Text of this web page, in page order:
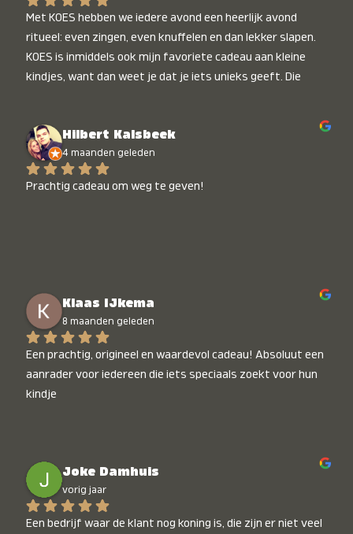
Met KOES hebben we iedere avond een heerlijk avond
ritueel: even zingen, even knuffelen en dan lekker slapen.
KOES is inmiddels ook mijn favoriete cadeau aan kleine
kindjes, want dan weet je dat je iets unieks geeft. Die
Hilbert Kalsbeek
4 maanden geleden
Prachtig cadeau om weg te geven!
Klaas IJkema
8 maanden geleden
Een prachtig, origineel en waardevol cadeau! Absoluut een
aanrader voor iedereen die iets speciaals zoekt voor hun
kindje
Joke Damhuis
vorig jaar
Een bedrijf waar de klant nog koning is, die zijn er niet veel